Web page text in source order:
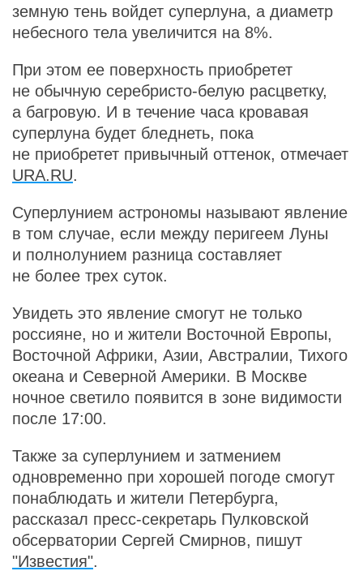
земную тень войдет суперлуна, а диаметр
небесного тела увеличится на 8%.
При этом ее поверхность приобретет
не обычную серебристо-белую расцветку,
а багровую. И в течение часа кровавая
суперлуна будет бледнеть, пока
не приобретет привычный оттенок, отмечает
URA.RU.
Суперлунием астрономы называют явление
в том случае, если между перигеем Луны
и полнолунием разница составляет
не более трех суток.
Увидеть это явление смогут не только
россияне, но и жители Восточной Европы,
Восточной Африки, Азии, Австралии, Тихого
океана и Северной Америки. В Москве
ночное светило появится в зоне видимости
после 17:00.
Также за суперлунием и затмением
одновременно при хорошей погоде смогут
понаблюдать и жители Петербурга,
рассказал пресс-секретарь Пулковской
обсерватории Сергей Смирнов, пишут
"Известия".